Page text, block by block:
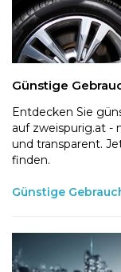
Günstige
Entdecken Sie
auf zweispurig.at -
und transparent.
finden.
Günstige